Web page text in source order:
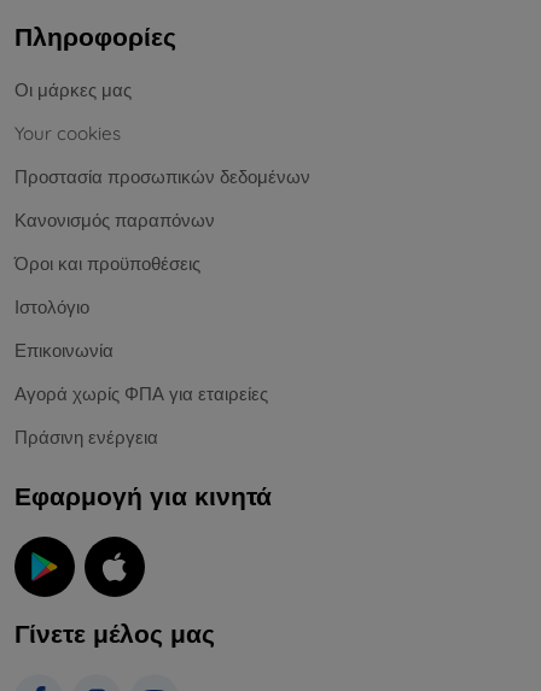
Πληροφορίες
Οι μάρκες μας
Your cookies
Προστασία προσωπικών δεδομένων
Κανονισμός παραπόνων
Όροι και προϋποθέσεις
Ιστολόγιο
Επικοινωνία
Αγορά χωρίς ΦΠΑ για εταιρείες
Πράσινη ενέργεια
Εφαρμογή για κινητά
Γίνετε μέλος μας